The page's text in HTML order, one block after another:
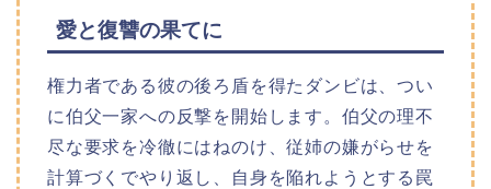
愛と復讐の果てに
権力者である彼の後ろ盾を得たダンビは、つい
に伯父一家への反撃を開始します。伯父の理不
尽な要求を冷徹にはねのけ、従姉の嫌がらせを
計算づくでやり返し、自身を陥れようとする罠